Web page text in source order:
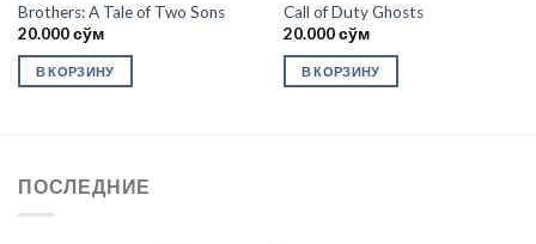
Brothers: A Tale of Two Sons
20.000сўм
В КОРЗИНУ
Call of Duty Ghosts
20.000сўм
В КОРЗИНУ
ПОСЛЕДНИЕ